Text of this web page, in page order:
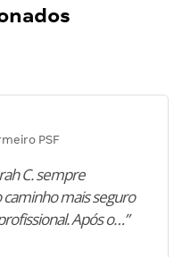
PSF
C. sempre
mais seguro
Após o…”